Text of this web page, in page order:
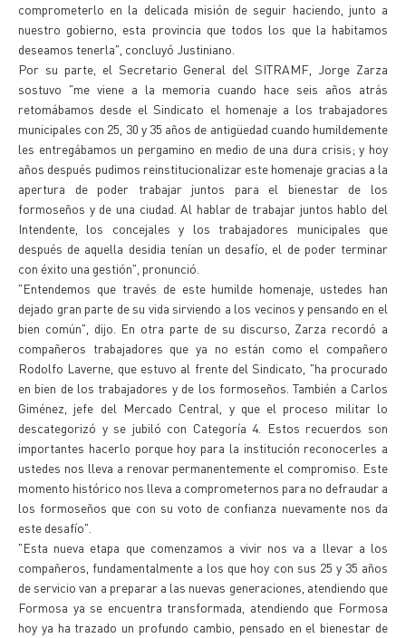
comprometerlo en la delicada misión de seguir haciendo, junto a
nuestro gobierno, esta provincia que todos los que la habitamos
deseamos tenerla", concluyó Justiniano.
Por su parte, el Secretario General del SITRAMF, Jorge Zarza
sostuvo "me viene a la memoria cuando hace seis años atrás
retomábamos desde el Sindicato el homenaje a los trabajadores
municipales con 25, 30 y 35 años de antigüedad cuando humildemente
les entregábamos un pergamino en medio de una dura crisis; y hoy
años después pudimos reinstitucionalizar este homenaje gracias a la
apertura de poder trabajar juntos para el bienestar de los
formoseños y de una ciudad. Al hablar de trabajar juntos hablo del
Intendente, los concejales y los trabajadores municipales que
después de aquella desidia tenían un desafío, el de poder terminar
con éxito una gestión", pronunció.
"Entendemos que través de este humilde homenaje, ustedes han
dejado gran parte de su vida sirviendo a los vecinos y pensando en el
bien común", dijo. En otra parte de su discurso, Zarza recordó a
compañeros trabajadores que ya no están como el compañero
Rodolfo Laverne, que estuvo al frente del Sindicato, "ha procurado
en bien de los trabajadores y de los formoseños. También a Carlos
Giménez, jefe del Mercado Central, y que el proceso militar lo
descategorizó y se jubiló con Categoría 4. Estos recuerdos son
importantes hacerlo porque hoy para la institución reconocerles a
ustedes nos lleva a renovar permanentemente el compromiso. Este
momento histórico nos lleva a comprometernos para no defraudar a
los formoseños que con su voto de confianza nuevamente nos da
este desafío".
"Esta nueva etapa que comenzamos a vivir nos va a llevar a los
compañeros, fundamentalmente a los que hoy con sus 25 y 35 años
de servicio van a preparar a las nuevas generaciones, atendiendo que
Formosa ya se encuentra transformada, atendiendo que Formosa
hoy ya ha trazado un profundo cambio, pensado en el bienestar de